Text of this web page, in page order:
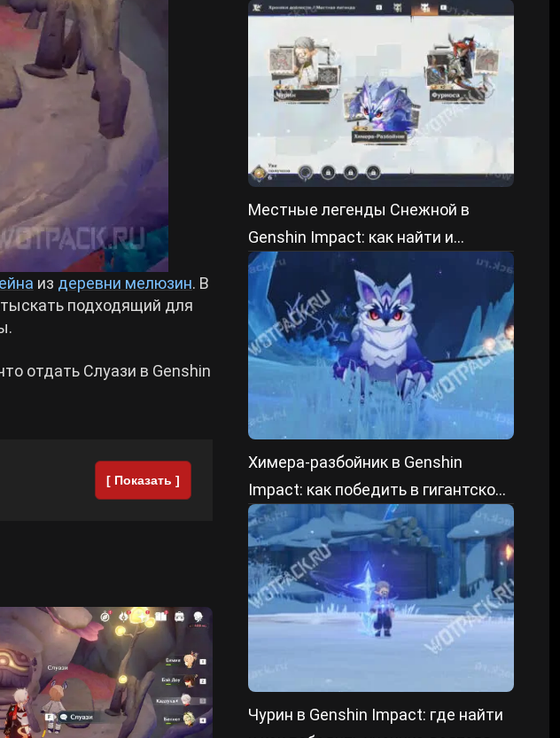
из деревни мелюзин. В
подходящий для
отдать Слуази в Genshin
[ Показать ]
пройти
Местные легенды Снежной в
Genshin Impact: как найти и
победить
Химера-разбойник в Genshin
Impact: как победить в гигантской
форме и уменьшенном состоянии
Чурин в Genshin Impact: где найти